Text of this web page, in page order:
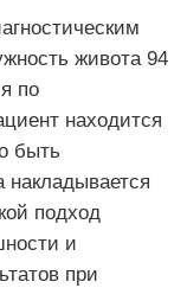
живота 94
по
находится
быть
накладывается
подход
и
при